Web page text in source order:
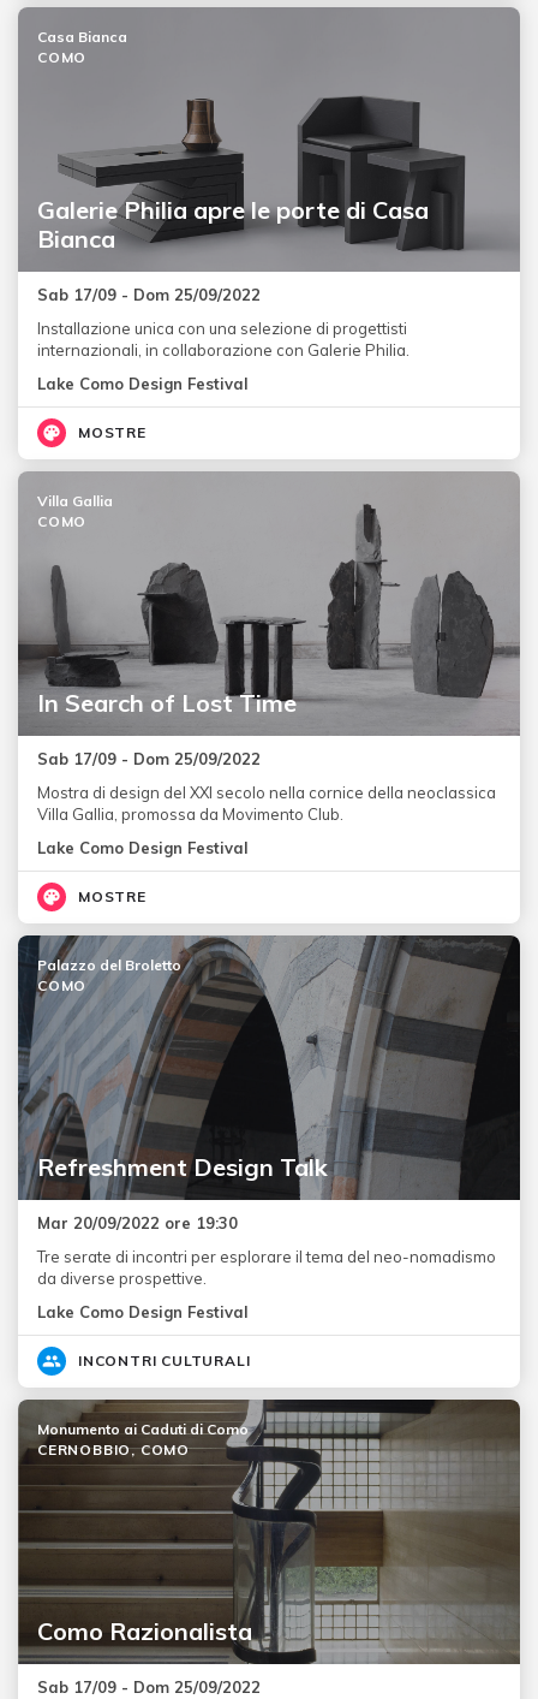
Galerie Philia apre le porte di Casa
Bianca
Casa Bianca
COMO
Sab 17/09 - Dom 25/09/2022
Installazione unica con una selezione di progettisti
internazionali, in collaborazione con Galerie Philia.
Lake Como Design Festival
MOSTRE
In Search of Lost Time
Villa Gallia
COMO
Sab 17/09 - Dom 25/09/2022
Mostra di design del XXI secolo nella cornice della neoclassica
Villa Gallia, promossa da Movimento Club.
Lake Como Design Festival
MOSTRE
Refreshment Design Talk
Palazzo del Broletto
COMO
Mar 20/09/2022 ore 19:30
Tre serate di incontri per esplorare il tema del neo-nomadismo
da diverse prospettive.
Lake Como Design Festival
INCONTRI CULTURALI
Como Razionalista
Monumento ai Caduti di Como
CERNOBBIO, COMO
Sab 17/09 - Dom 25/09/2022